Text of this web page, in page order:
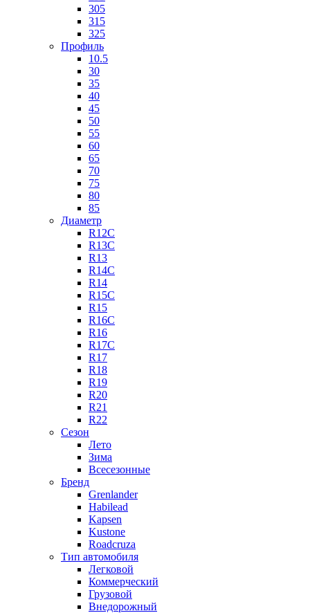
305
315
325
Профиль
10.5
30
35
40
45
50
55
60
65
70
75
80
85
Диаметр
R12C
R13C
R13
R14C
R14
R15C
R15
R16C
R16
R17C
R17
R18
R19
R20
R21
R22
Сезон
Лето
Зима
Всесезонные
Бренд
Grenlander
Habilead
Kapsen
Kustone
Roadcruza
Тип автомобиля
Легковой
Коммерческий
Грузовой
Внедорожный